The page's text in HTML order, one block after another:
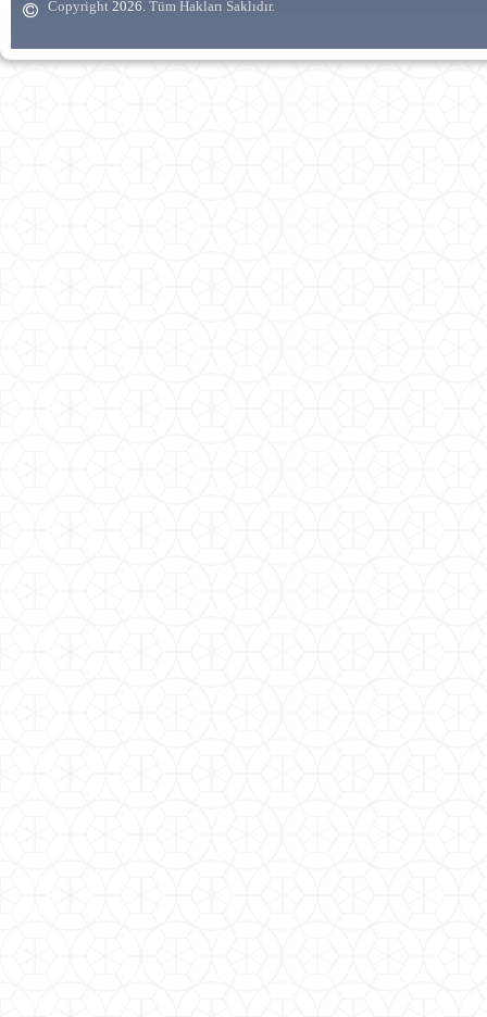
Copyright 2026 . Tüm Hakları Saklıdır.